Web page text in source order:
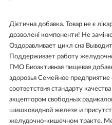
Дієтична добавка. Товар не є
дозволені компоненти! Не
Оздоравливает цикл сна
Поддерживает работу
ГМО Биоактивная пищевая
здоровья Семейное
соответствия стандарту
акцептором свободных
шишковидной железе и
желудочно-кишечном тракте.